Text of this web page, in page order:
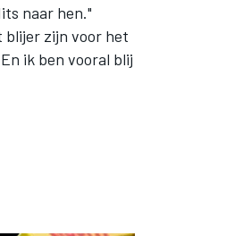
naar hen."
blijer zijn voor het
ik ben vooral blij